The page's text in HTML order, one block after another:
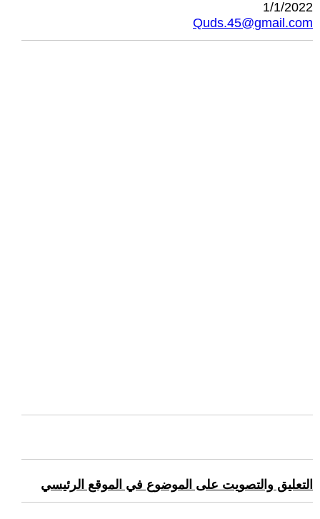
1/1/2022
Quds.45@gmail.com
التعليق والتصويت على الموضوع في الموقع الرئيسي